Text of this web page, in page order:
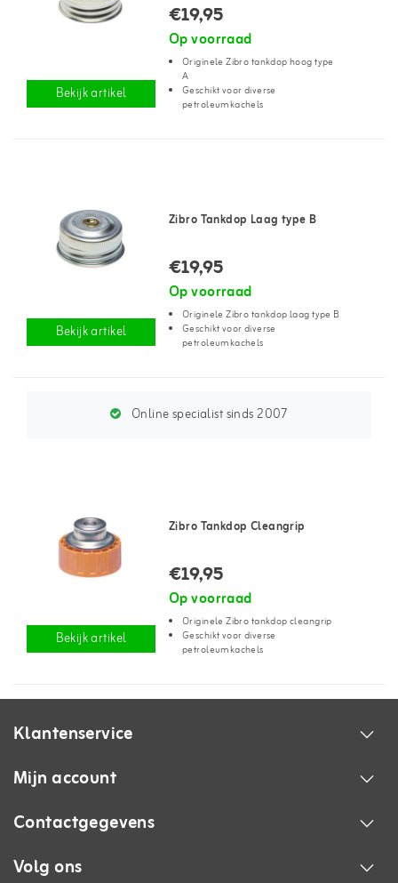
Bekijk artikel
€19,95
Op voorraad
Originele Zibro tankdop hoog type
A
Geschikt voor diverse
petroleumkachels
Bekijk artikel
Zibro Tankdop Laag type B
€19,95
Op voorraad
Originele Zibro tankdop laag type B
Geschikt voor diverse
petroleumkachels
Online specialist sinds 2007
Bekijk artikel
Zibro Tankdop Cleangrip
€19,95
Op voorraad
Originele Zibro tankdop cleangrip
Geschikt voor diverse
petroleumkachels
Klantenservice
Mijn account
Contactgegevens
Volg ons